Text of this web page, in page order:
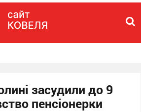
засудили до 9
пенсіонерки